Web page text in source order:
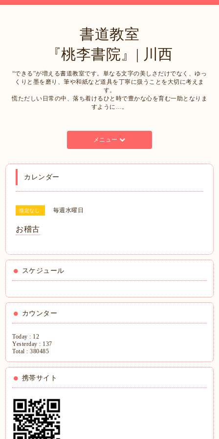
書道教室
『桃李書院』| 川西
“できる”が増える書道教室です。単なる文字の美しさだけでなく、ゆっ
くりと墨を磨り、筆や和紙など道具を丁寧に扱うことを大切に考えま
す。
慌ただしい日常の中、落ち着けるひと時で豊かな心を育む一助となりま
すように…。
メニュー
カレンダー
指定なし 毎週水曜日
お稽古
スケジュール
カウンター
Today : 12
Yesterday : 137
Total :380485
携帯サイト